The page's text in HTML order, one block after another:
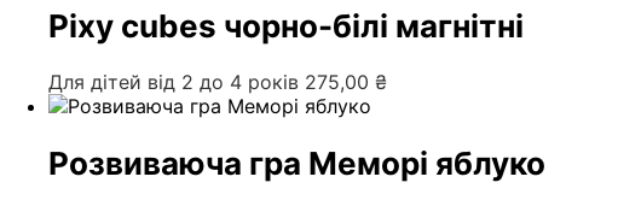
Pixy cubes чорно-білі магнітні
Для дітей від 2 до 4 років 275,00 ₴
Розвиваюча гра Меморі яблуко